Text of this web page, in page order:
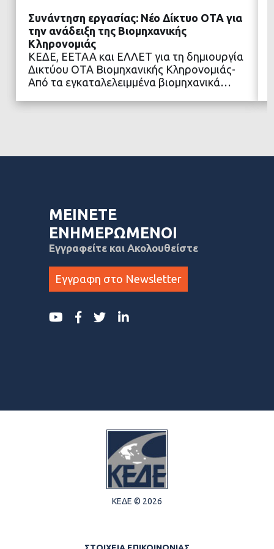
ΔΙΑΒΑΣΤΕ ΠΕΡΙΣΣΟΤΕΡΑ
Συνάντηση εργασίας: Νέο Δίκτυο ΟΤΑ για
την ανάδειξη της Βιομηχανικής
Κληρονομιάς
ΚΕΔΕ, ΕΕΤΑΑ και ΕΛΛΕΤ για τη δημιουργία
Δικτύου ΟΤΑ Βιομηχανικής Κληρονομιάς-
Από τα εγκαταλελειμμένα βιομηχανικά…
ΜΕΙΝΕΤΕ
ΕΝΗΜΕΡΩΜΕΝΟΙ
Εγγραφείτε και Ακολουθείστε
Εγγραφη στο Newsletter
ΚΕΔΕ © 2026